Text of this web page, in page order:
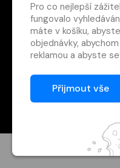
Copyright © 2026 Svět
Pro co nejlepší
fungovalo
máte v košíku,
objednávky,
reklamou a abyste
Proto od vás
zpracováním souborů
Děkujeme, že nám
Přijmout vše